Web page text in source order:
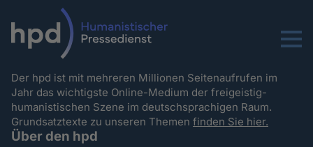
Menu
Der hpd ist mit mehreren Millionen Seitenaufrufen im
Jahr das wichtigste Online-Medium der freigeistig-
humanistischen Szene im deutschsprachigen Raum.
Grundsatztexte zu unseren Themenfinden Sie hier.
Über den hpd